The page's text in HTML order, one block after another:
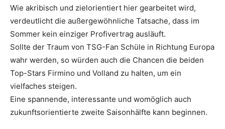
Wie akribisch und zielorientiert hier gearbeitet wird,
verdeutlicht die außergewöhnliche Tatsache, dass im
Sommer kein einziger Profivertrag ausläuft.
Sollte der Traum von TSG-Fan Schüle in Richtung Europa
wahr werden, so würden auch die Chancen die beiden
Top-Stars Firmino und Volland zu halten, um ein
vielfaches steigen.
Eine spannende, interessante und womöglich auch
zukunftsorientierte zweite Saisonhälfte kann beginnen.